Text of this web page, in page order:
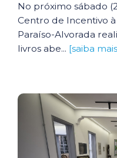
No próximo sábado
Centro de Incentivo à
Paraíso-Alvorada
livros abe... [saiba